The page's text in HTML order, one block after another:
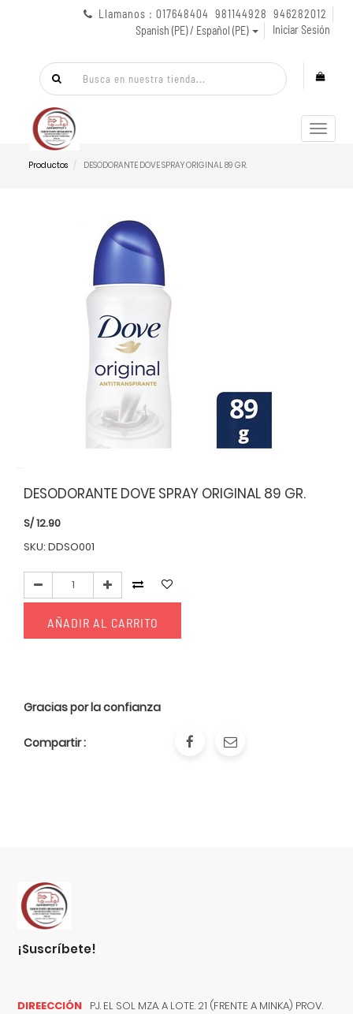
Llamanos : 017648404 981144928 946282012
Spanish (PE) / Español (PE)
Iniciar Sesión
Menú
de
Productos DESODORANTE DOVE SPRAY ORIGINAL 89 GR.
DESODORANTE DOVE SPRAY ORIGINAL 89 GR.
S/12.90
SKU: DDSO001
AÑADIR AL CARRITO
Gracias por la confianza
Compartir :
¡suscríbete!
DIREECCIÓN PJ. EL SOL MZA. A LOTE. 21 (FRENTE A MINKA) PROV.